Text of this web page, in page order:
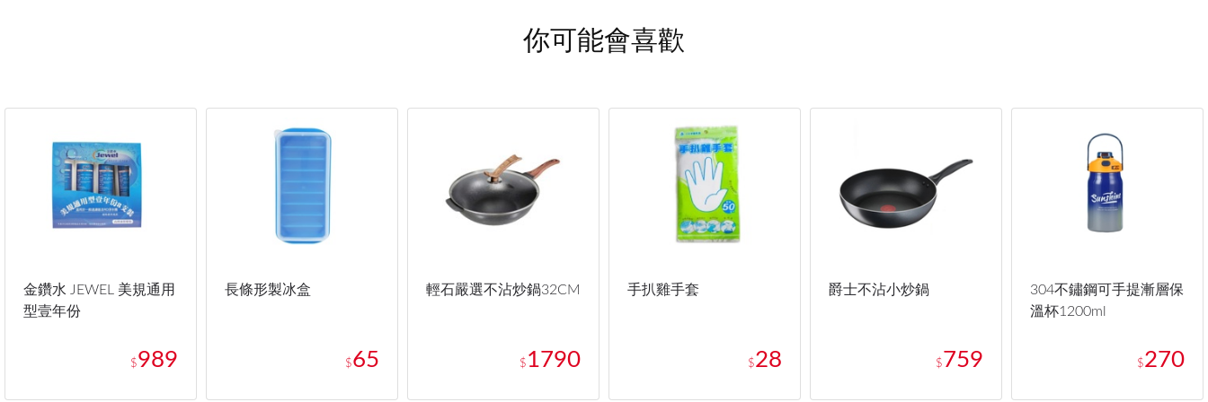
你可能會喜歡
金鑽水 JEWEL 美規通用
型壹年份
$989
長條形製冰盒
$65
輕石嚴選不沾炒鍋32CM
$ 1790
手扒雞手套
$28
爵士不沾小炒鍋
$759
304不鏽鋼可手提漸層保
溫杯1200ml
$270